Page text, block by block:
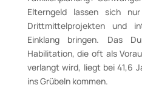
Elterngeld lassen sich
Drittmittelprojekten und
Einklang bringen. Das
Habilitation, die oft als
verlangt wird, liegt bei 41,6
ins Grübeln kommen.